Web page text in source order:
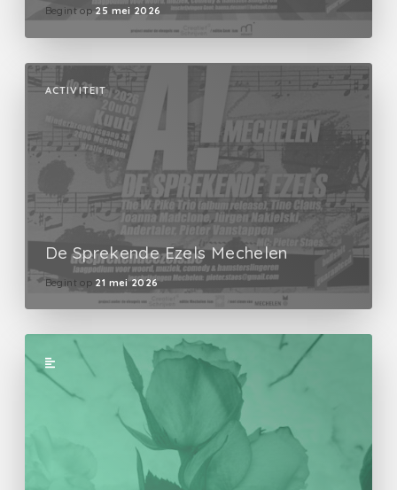
Begint op 25 mei 2026
ACTIVITEIT
De Sprekende Ezels Mechelen
Begint op 21 mei 2026